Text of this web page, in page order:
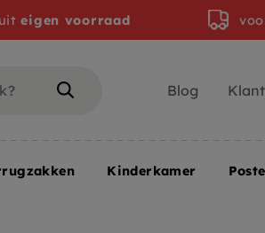
uiteigen voorraad
Blog
Kinderkamer